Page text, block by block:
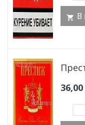
В
36,00